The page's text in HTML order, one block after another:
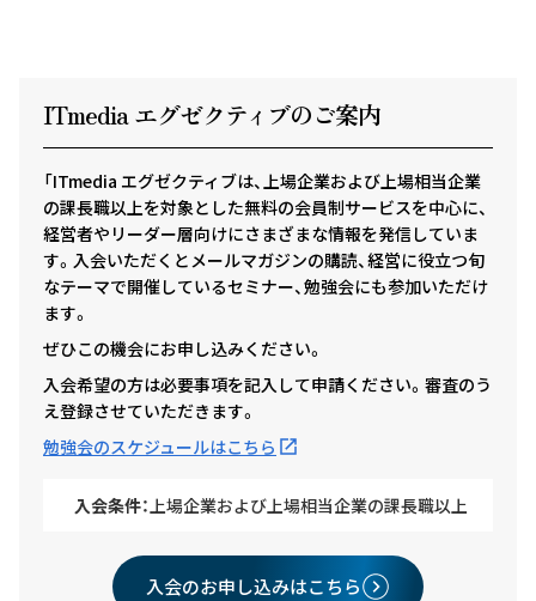
ITmedia エグゼクティ ブのご案内
「ITmedia エグゼクティブは、上場企業および上場相当企業
の課長職以上を対象とした無料の会員制サービスを中心に、
経営者やリーダー層向けにさまざまな情報を発信していま
す。入会いただくとメールマガジンの購読、経営に役立つ旬
なテーマで開催しているセミナー、勉強会にも参加いただけ
ます。
ぜひこの機会にお申し込みください。
入会希望の方は必要事項を記入して申請ください。審査のう
え登録させていただきます。
勉強会のスケジュールはこちら
入会条件： 上場企業および上場相当企業の課長職以上
入会のお申し込みはこちら